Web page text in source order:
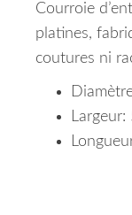
Courroie
platines,
coutures ni
Largeur: